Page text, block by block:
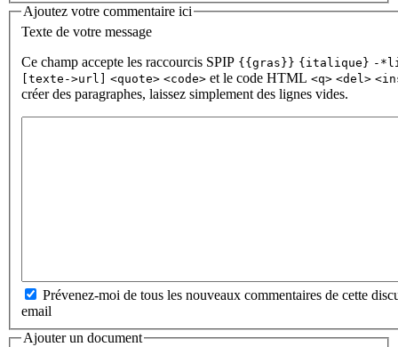
Ajoutez votre commentaire ici
Texte de votre message
Ce champ accepte les raccourcis SPIP {{gras}} {italique} -
[texte->url]
<quote> <code> et le code HTML <q> <del>
créer des paragraphes, laissez simplement des lignes vides.
Prévenez-moi de tous les nouveaux commentaires de cette
email
Ajouter un document